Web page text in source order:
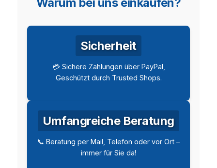
Sicherheit
💳 Sichere Zahlungen über PayPal,
Geschützt durch Trusted Shops.
Umfangreiche Beratung
📞 Beratung per Mail, Telefon oder vor Ort –
immer für Sie da!